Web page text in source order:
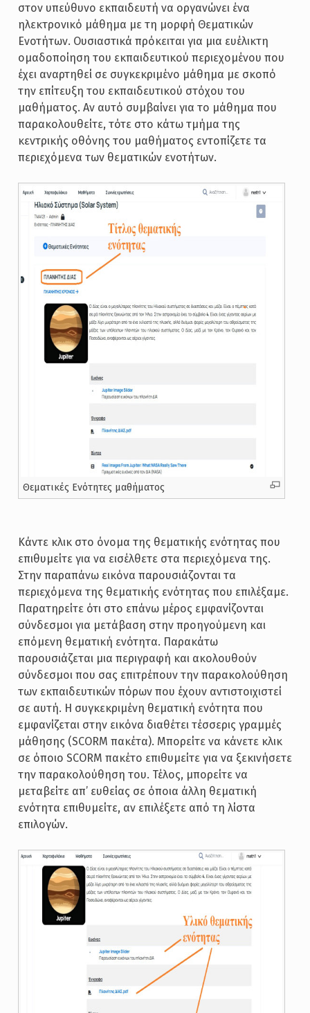
στον υπεύθυνο εκπαιδευτή να οργανώνει ένα
ηλεκτρονικό μάθημα με τη μορφή Θεματικών
Ενοτήτων. Ουσιαστικά πρόκειται για μια ευέλικτη
ομαδοποίηση του εκπαιδευτικού περιεχομένου που
έχει αναρτηθεί σε συγκεκριμένο μάθημα με σκοπό
την επίτευξη του εκπαιδευτικού στόχου του
μαθήματος. Αν αυτό συμβαίνει για το μάθημα που
παρακολουθείτε, τότε στο κάτω τμήμα της
κεντρικής οθόνης του μαθήματος εντοπίζετε τα
περιεχόμενα των θεματικών ενοτήτων.
Θεματικές Ενότητες μαθήματος
Κάντε κλικ στο όνομα της θεματικής ενότητας που
επιθυμείτε για να εισέλθετε στα περιεχόμενα της.
Στην παραπάνω εικόνα παρουσιάζονται τα
περιεχόμενα της θεματικής ενότητας που επιλέξαμε.
Παρατηρείτε ότι στο επάνω μέρος εμφανίζονται
σύνδεσμοι για μετάβαση στην προηγούμενη και
επόμενη θεματική ενότητα. Παρακάτω
παρουσιάζεται μια περιγραφή και ακολουθούν
σύνδεσμοι που σας επιτρέπουν την παρακολούθηση
των εκπαιδευτικών πόρων που έχουν αντιστοιχιστεί
σε αυτή. Η συγκεκριμένη θεματική ενότητα που
εμφανίζεται στην εικόνα διαθέτει τέσσερις γραμμές
μάθησης (SCORM πακέτα). Μπορείτε να κάνετε κλικ
σε όποιο SCORM πακέτο επιθυμείτε για να ξεκινήσετε
την παρακολούθηση του. Τέλος, μπορείτε να
μεταβείτε απ’ ευθείας σε όποια άλλη θεματική
ενότητα επιθυμείτε, αν επιλέξετε από τη λίστα
επιλογών.